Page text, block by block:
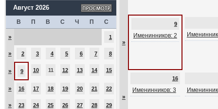
Август 2026
В П В С Ч П С
» 1
» 2 3 4 5 6 7 8
» 9 10 11 12 13 14 15
» 16 17 18 19 20 21 22
» 23 24 25 26 27 28 29
»
9
Именинников: 2
»
16
Именинников: 3